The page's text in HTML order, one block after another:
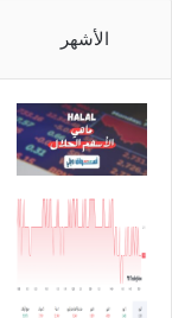
ا
س
ع
ة
الأشهر